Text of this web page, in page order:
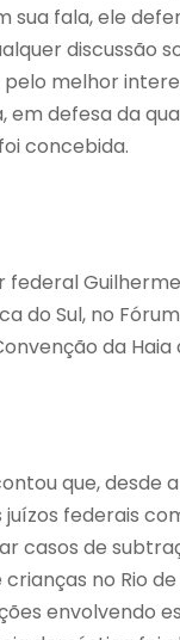
sua fala, ele
discussão
melhor
em defesa da
concebida.
federal
do Sul, no
da Haia
que, desde
juízos federais
casos de
no Rio
envolvendo